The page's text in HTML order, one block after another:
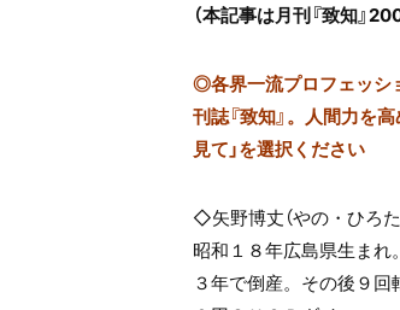
（本記事は月刊『致知』
◎各界一流プロフェッシ
刊誌『致知』。人間力
見て」を選択ください
◇矢野博丈（やの・ひろた
昭和１８年広島県生まれ
３年で倒産。その後９